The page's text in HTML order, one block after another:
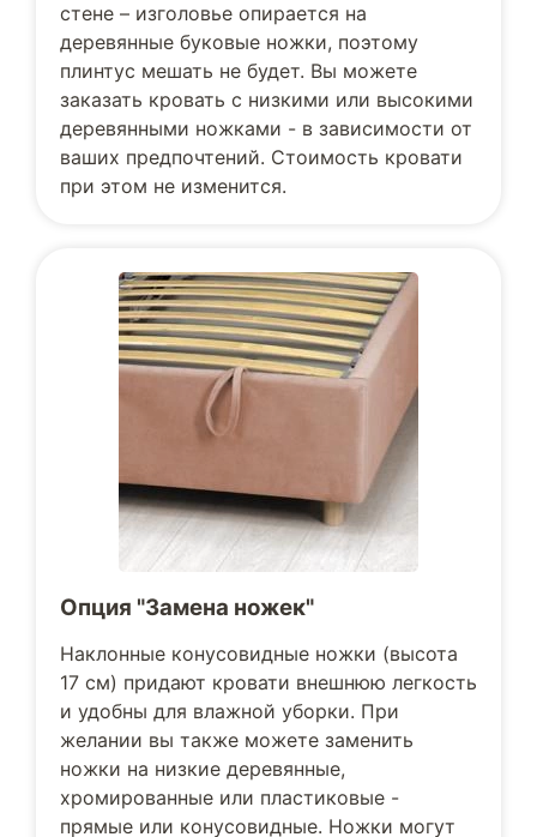
стене – изголовье опирается на
деревянные буковые ножки, поэтому
плинтус мешать не будет. Вы можете
заказать кровать с низкими или высокими
деревянными ножками - в зависимости от
ваших предпочтений. Стоимость кровати
при этом не изменится.
Опция "Замена ножек"
Наклонные конусовидные ножки (высота
17 см) придают кровати внешнюю легкость
и удобны для влажной уборки. При
желании вы также можете заменить
ножки на низкие деревянные,
хромированные или пластиковые -
прямые или конусовидные. Ножки могут